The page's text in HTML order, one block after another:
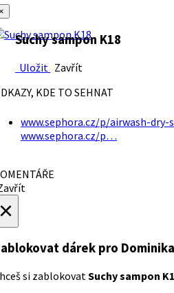
Suchy sampon K18
Uložit Zavřít
KDE TO SEHNAT
www.sephora.cz/p/airwash-
www.sephora.cz/p…
dárek pro
si zablokovatSuchy sampon